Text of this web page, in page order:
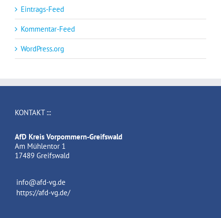
Eintrags-Feed
Kommentar-Feed
WordPress.org
KONTAKT :::
AfD Kreis Vorpommern-Greifswald
Am Mühlentor 1
17489 Greifswald
info@afd-vg.de
https://afd-vg.de/